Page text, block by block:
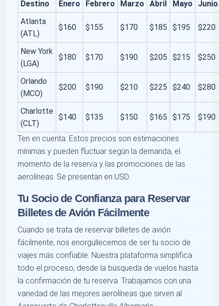
Destino Enero Febrero Marzo Abril Mayo
Junio
Atlanta
(ATL)
$160 $155 $170 $185 $195 $220
New York
(LGA)
$180 $170 $190 $205 $215 $250
Orlando
(MCO)
$200 $190 $210 $225 $240 $280
Charlotte
(CLT)
$140 $135 $150 $165 $175 $190
Ten en cuenta: Estos precios son estimaciones
mínimas y pueden fluctuar según la demanda, el
momento de la reserva y las promociones de las
aerolíneas. Se presentan en USD.
Tu Socio de Confianza para Reservar
Billetes de Avión Fácilmente
Cuando se trata de reservar billetes de avión
fácilmente, nos enorgullecemos de ser tu socio de
viajes más confiable. Nuestra plataforma simplifica
todo el proceso, desde la búsqueda de vuelos hasta
la confirmación de tu reserva. Trabajamos con una
variedad de las mejores aerolíneas que sirven al